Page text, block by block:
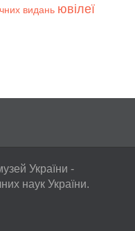
видань ювілеї
України -
наук України.